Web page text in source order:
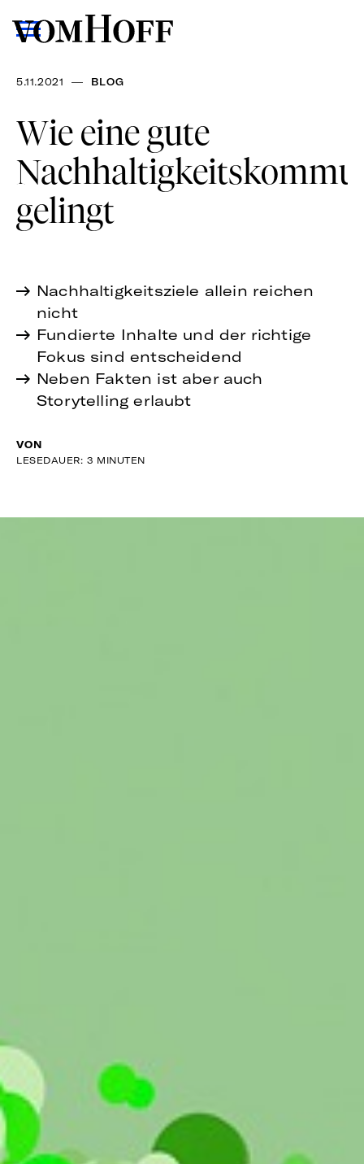
5.11.2021 — BLOG
Wie eine gute
gelingt
Nachhaltigkeitsziele allein reichen
nicht
Fundierte Inhalte und der richtige
Fokus sind entscheidend
Neben Fakten ist aber auch
Storytelling erlaubt
VON
LESEDAUER: 3 MINUTEN